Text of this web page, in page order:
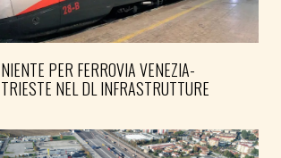
NIENTE PER FERROVIA VENEZIA-
TRIESTE NEL DL INFRASTRUTTURE